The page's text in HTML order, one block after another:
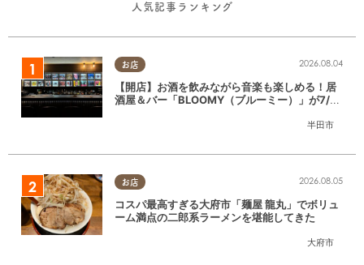
人気記事ランキング
お店
半田市
2026.08.04
【開店】お酒を飲みながら音楽も楽しめる！居
酒屋＆バー「BLOOMY（ブルーミー）」が7/3
お店
大府市
2026.08.05
コスパ最高すぎる大府市「麺屋 龍丸」でボリュ
ーム満点の二郎系ラーメンを堪能してきた